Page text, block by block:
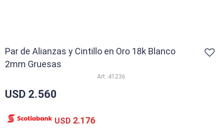
Par de Alianzas y Cintillo en Oro 18k Blanco
2mm Gruesas
41236
USD 2.560
USD 2.176